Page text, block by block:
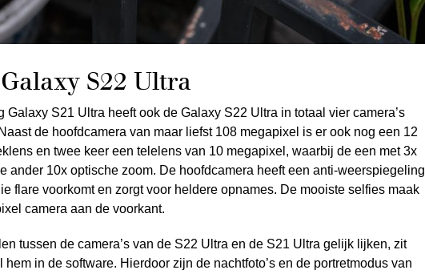
S22 Ultra
Galaxy S21 Ultra heeft ook de Galaxy S22 Ultra in totaal vier camera’s
de hoofdcamera van maar liefst 108 megapixel is er ook nog een 12
en twee keer een telelens van 10 megapixel, waarbij de een met 3x
ander 10x optische zoom. De hoofdcamera heeft een anti-weerspiegeling
flare voorkomt en zorgt voor heldere opnames. De mooiste selfies maak
camera aan de voorkant.
tussen de camera’s van de S22 Ultra en de S21 Ultra gelijk lijken, zit
hem in de software. Hierdoor zijn de nachtfoto’s en de portretmodus van